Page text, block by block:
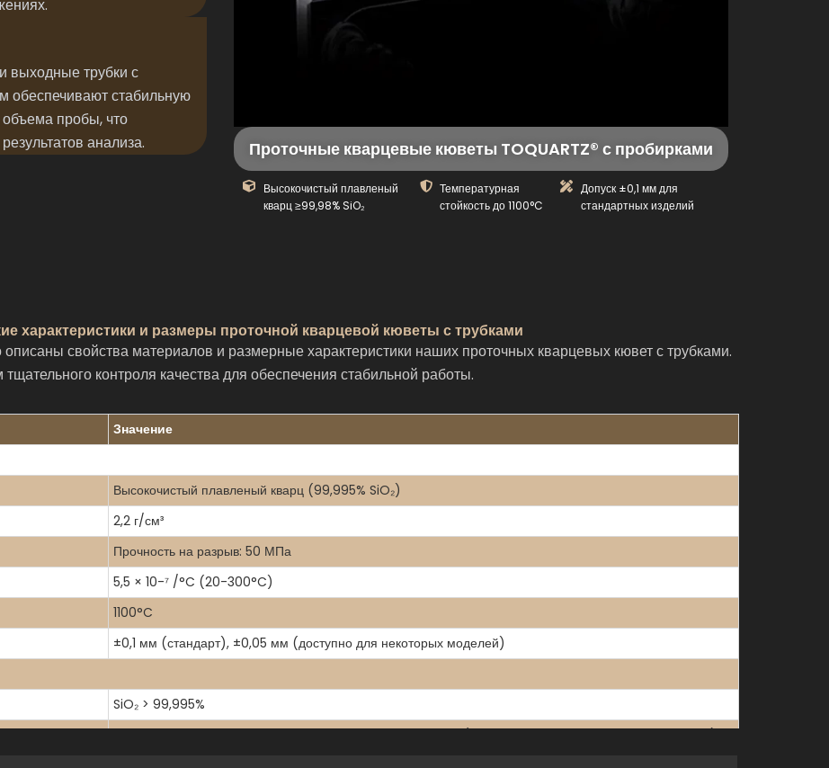
выходные трубки с
обеспечивают стабильную
объема пробы, что
анализа.
Проточные кварцевые кюветы TOQUARTZ® с пробирками
Высокочистый плавленый
кварц ≥99,98% SiO₂
Температурная
стойкость до 1100°C
Допуск ±0,1 мм для
стандартных изделий
характеристики и размеры проточной кварцевой кюветы с трубками
свойства материалов и размерные характеристики наших проточных кварцевых кювет с трубками.
контроля качества для обеспечения стабильной работы.
Значение
Высокочистый плавленый кварц (99,995% SiO₂)
2,2 г/см³
Прочность на разрыв: 50 МПа
5,5 × 10-⁷ /°C (20-300°C)
1100°C
±0,1 мм (стандарт), ±0,05 мм (доступно для некоторых моделей)
SiO₂ > 99,995%